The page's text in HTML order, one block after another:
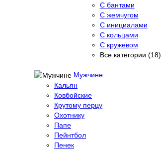
С бантами
С жемчугом
С инициалами
С кольцами
С кружевом
Все категории (18)
Мужчине
Кальян
Ковбойские
Крутому перцу
Охотнику
Папе
Пейнтбол
Пенек